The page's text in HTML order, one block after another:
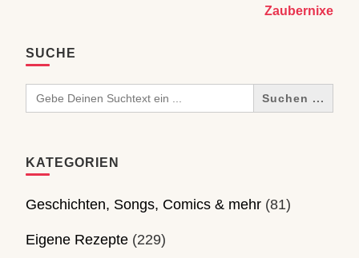
Zaubernixe
SUCHE
Search
for:
KATEGORIEN
Geschichten, Songs, Comics & mehr (81)
Eigene Rezepte (229)